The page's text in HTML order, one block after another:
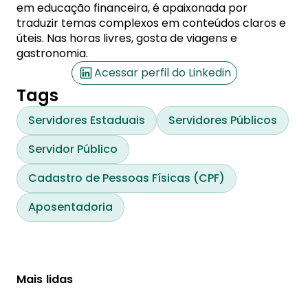
em educação financeira, é apaixonada por
traduzir temas complexos em conteúdos claros e
úteis. Nas horas livres, gosta de viagens e
gastronomia.
Acessar perfil do Linkedin
Tags
Servidores Estaduais
Servidores Públicos
Servidor Público
Cadastro de Pessoas Físicas (CPF)
Aposentadoria
Mais lidas